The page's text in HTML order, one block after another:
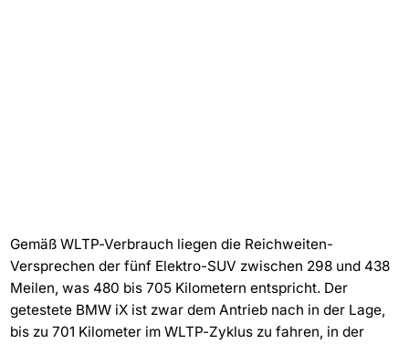
Gemäß WLTP-Verbrauch liegen die Reichweiten-
Versprechen der fünf Elektro-SUV zwischen 298 und 438
Meilen, was 480 bis 705 Kilometern entspricht. Der
getestete BMW iX ist zwar dem Antrieb nach in der Lage,
bis zu 701 Kilometer im WLTP-Zyklus zu fahren, in der